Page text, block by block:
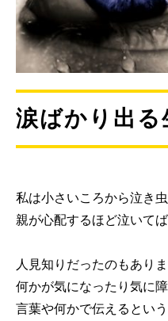
涙ばかり出
私は小さいころから泣き虫
親が心配するほど泣いて
人見知りだったのもありま
何かが気になったり気に
言葉や何かで伝えるという